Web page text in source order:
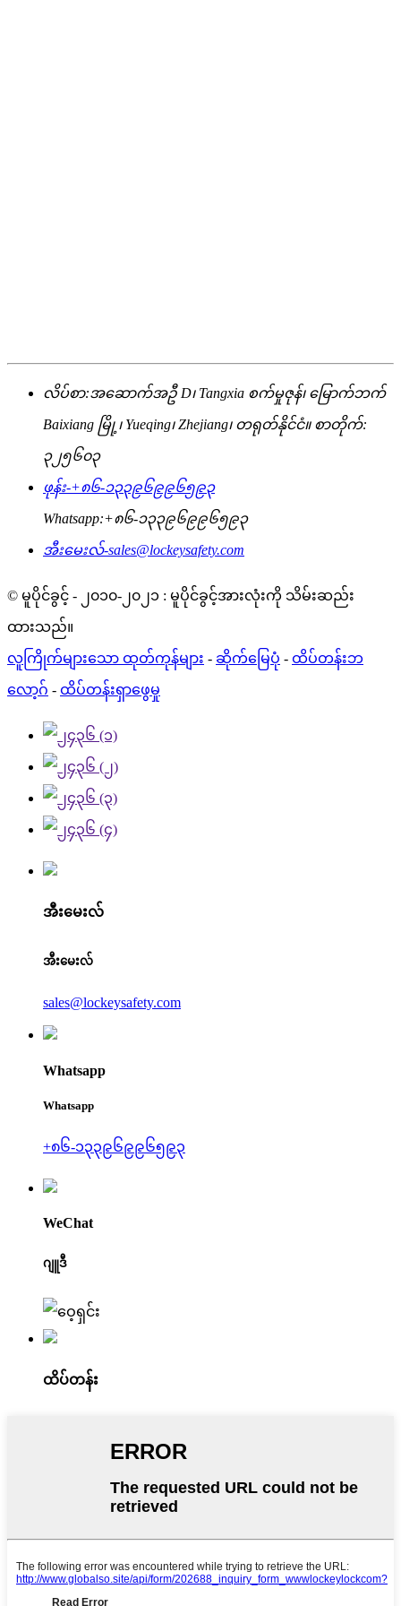
လိပ်စာ:အဆောက်အဦ D၊ Tangxia စက်မှုဇုန်၊ မြောက်ဘက်
Baixiang မြို့၊ Yueqing၊ Zhejiang၊ တရုတ်နိုင်ငံ။ စာတိုက်:
၃၂၅၆၀၃
ဖုန်း-+၈၆-၁၃၃၉၆၉၉၆၅၉၃
Whatsapp:+၈၆-၁၃၃၉၆၉၉၆၅၉၃
အီးမေးလ်-sales@lockeysafety.com
© မူပိုင်ခွင့် - ၂၀၁၀-၂၀၂၁ : မူပိုင်ခွင့်အားလုံးကို သိမ်းဆည်း
ထားသည်။
လူကြိုက်များသော ထုတ်ကုန်များ - ဆိုက်မြေပုံ - ထိပ်တန်းဘ
လော့ဂ် - ထိပ်တန်းရှာဖွေမှု
အီးမေးလ်
အီးမေးလ်
sales@lockeysafety.com
Whatsapp
Whatsapp
+၈၆-၁၃၃၉၆၉၉၆၅၉၃
WeChat
ဂျူဒီ
ထိပ်တန်း